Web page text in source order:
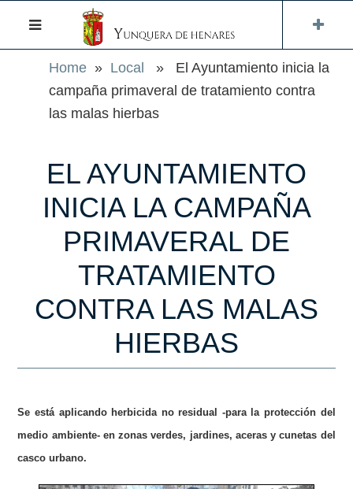
Home » Local
» El Ayuntamiento inicia la
campaña primaveral de tratamiento contra
las malas hierbas
EL AYUNTAMIENTO
INICIA LA CAMPAÑA
PRIMAVERAL DE
TRATAMIENTO
CONTRA LAS MALAS
HIERBAS
Se está aplicando herbicida no residual -para la protección del
medio ambiente- en zonas verdes, jardines, aceras y cunetas del
casco urbano.